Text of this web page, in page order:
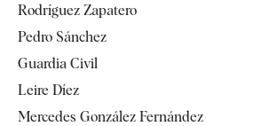
Televisión
Rodríguez Zapatero
Pedro Sánchez
Guardia Civil
Leire Díez
Mercedes González Fernández